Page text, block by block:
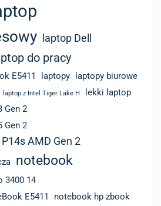
laptop Dell
do pracy
E5411 laptopy laptopy biurowe
laptop z Intel Tiger Lake H
lekki laptop
Gen 2
Gen 2
AMD Gen 2
notebook
3400 14
E5411
notebook hp zbook